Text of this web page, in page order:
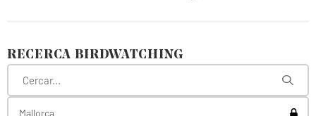
RECERCA BIRDWATCHING
Mallorca